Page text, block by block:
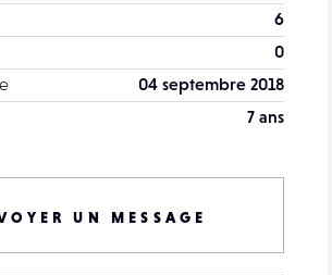
6
0
04 septembre 2018
7 ans
UN MESSAGE